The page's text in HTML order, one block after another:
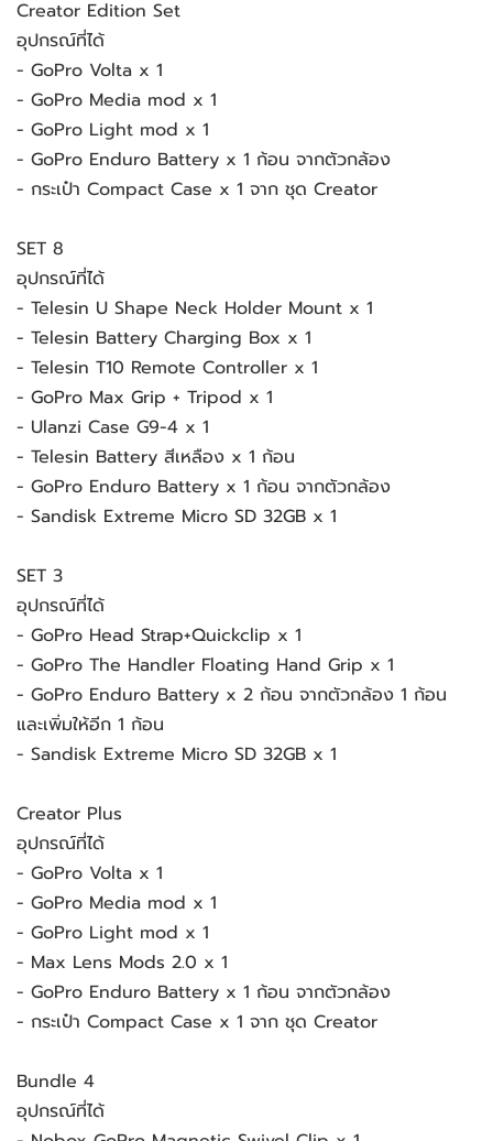
Creator Edition Set
อุปกรณ์ที่ได้
- GoPro Volta x 1
- GoPro Media mod x 1
- GoPro Light mod x 1
- GoPro Enduro Battery x 1 ก้อน จากตัวกล้อง
- กระเป๋า Compact Case x 1 จาก ชุด Creator
SET 8
อุปกรณ์ที่ได้
- Telesin U Shape Neck Holder Mount x 1
- Telesin Battery Charging Box x 1
- Telesin T10 Remote Controller x 1
- GoPro Max Grip + Tripod x 1
- Ulanzi Case G9-4 x 1
- Telesin Battery สีเหลือง x 1 ก้อน
- GoPro Enduro Battery x 1 ก้อน จากตัวกล้อง
- Sandisk Extreme Micro SD 32GB x 1
SET 3
อุปกรณ์ที่ได้
- GoPro Head Strap+Quickclip x 1
- GoPro The Handler Floating Hand Grip x 1
- GoPro Enduro Battery x 2 ก้อน จากตัวกล้อง 1 ก้อน
และเพิ่มให้อีก 1 ก้อน
- Sandisk Extreme Micro SD 32GB x 1
Creator Plus
อุปกรณ์ที่ได้
- GoPro Volta x 1
- GoPro Media mod x 1
- GoPro Light mod x 1
- Max Lens Mods 2.0 x 1
- GoPro Enduro Battery x 1 ก้อน จากตัวกล้อง
- กระเป๋า Compact Case x 1 จาก ชุด Creator
Bundle 4
อุปกรณ์ที่ได้